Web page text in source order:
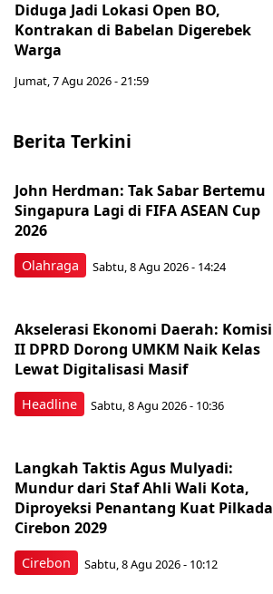
Diduga Jadi Lokasi Open BO,
Kontrakan di Babelan Digerebek
Warga
Jumat, 7 Agu 2026 - 21:59
Berita Terkini
Olahraga
John Herdman: Tak Sabar Bertemu
Singapura Lagi di FIFA ASEAN Cup
2026
Sabtu, 8 Agu 2026 - 14:24
Headline
Akselerasi Ekonomi Daerah: Komisi
II DPRD Dorong UMKM Naik Kelas
Lewat Digitalisasi Masif
Sabtu, 8 Agu 2026 - 10:36
Cirebon
Langkah Taktis Agus Mulyadi:
Mundur dari Staf Ahli Wali Kota,
Diproyeksi Penantang Kuat Pilkada
Cirebon 2029
Sabtu, 8 Agu 2026 - 10:12